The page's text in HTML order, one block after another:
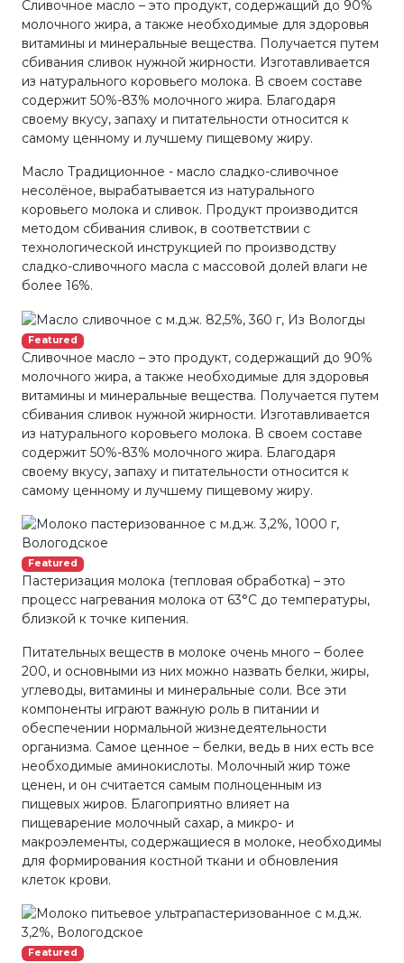
Сливочное масло – это продукт, содержащий до 90%
молочного жира, а также необходимые для здоровья
витамины и минеральные вещества. Получается путем
сбивания сливок нужной жирности. Изготавливается
из натурального коровьего молока. В своем составе
содержит 50%-83% молочного жира. Благодаря
своему вкусу, запаху и питательности относится к
самому ценному и лучшему пищевому жиру.
Масло Традиционное - масло сладко-сливочное
несолёное, вырабатывается из натурального
коровьего молока и сливок. Продукт производится
методом сбивания сливок, в соответствии с
технологической инструкцией по производству
сладко-сливочного масла с массовой долей влаги не
более 16%.
Featured
Сливочное масло – это продукт, содержащий до 90%
молочного жира, а также необходимые для здоровья
витамины и минеральные вещества. Получается путем
сбивания сливок нужной жирности. Изготавливается
из натурального коровьего молока. В своем составе
содержит 50%-83% молочного жира. Благодаря
своему вкусу, запаху и питательности относится к
самому ценному и лучшему пищевому жиру.
Featured
Пастеризация молока (тепловая обработка) – это
процесс нагревания молока от 63°С до температуры,
близкой к точке кипения.
Питательных веществ в молоке очень много – более
200, и основными из них можно назвать белки, жиры,
углеводы, витамины и минеральные соли. Все эти
компоненты играют важную роль в питании и
обеспечении нормальной жизнедеятельности
организма. Самое ценное – белки, ведь в них есть все
необходимые аминокислоты. Молочный жир тоже
ценен, и он считается самым полноценным из
пищевых жиров. Благоприятно влияет на
пищеварение молочный сахар, а микро- и
макроэлементы, содержащиеся в молоке, необходимы
для формирования костной ткани и обновления
клеток крови.
Featured